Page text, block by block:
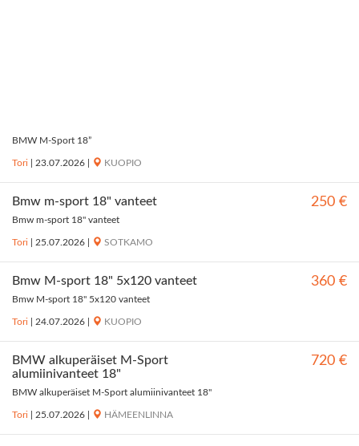
BMW M-Sport 18”
Tori 23.07.2026 KUOPIO
Bmw m-sport 18" vanteet 250 €
Bmw m-sport 18" vanteet
Tori 25.07.2026 SOTKAMO
Bmw M-sport 18" 5x120 vanteet 360 €
Bmw M-sport 18" 5x120 vanteet
Tori 24.07.2026 KUOPIO
BMW alkuperäiset M-Sport
alumiinivanteet 18"
720 €
BMW alkuperäiset M-Sport alumiinivanteet 18"
Tori 25.07.2026 HÄMEENLINNA